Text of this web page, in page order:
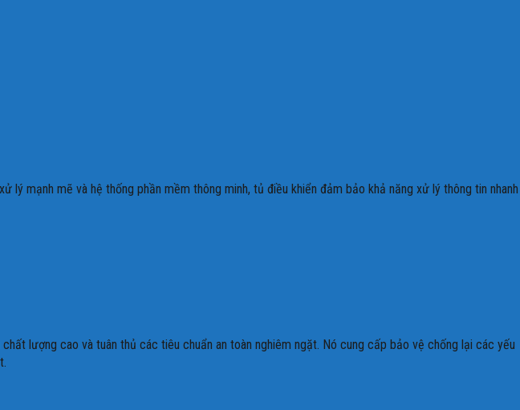
mạnh mẽ và hệ thống phần mềm thông minh, tủ điều khiển đảm bảo khả năng xử lý thông tin nhanh
lượng cao và tuân thủ các tiêu chuẩn an toàn nghiêm ngặt. Nó cung cấp bảo vệ chống lại các yếu